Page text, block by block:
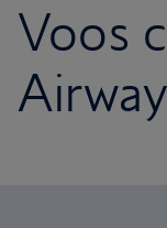
Voos